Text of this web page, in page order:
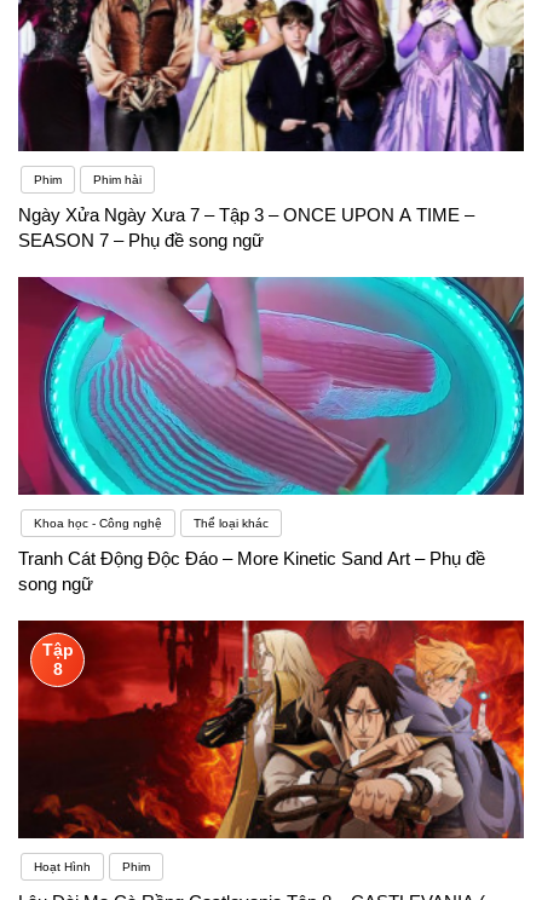
Phim Phim hài
Ngày Xửa Ngày Xưa 7 – Tập 3 – ONCE UPON A TIME –
SEASON 7 – Phụ đề song ngữ
Khoa học - Công nghệ Thể loại khác
Tranh Cát Động Độc Đáo – More Kinetic Sand Art – Phụ đề
song ngữ
Tập
8
Hoạt Hình Phim